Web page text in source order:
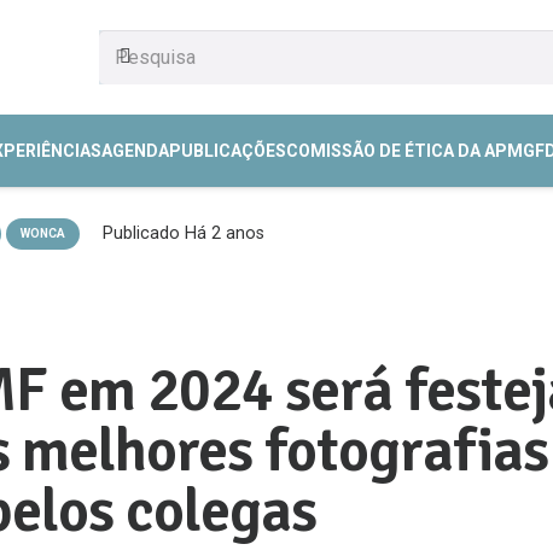
AGENDAPUBLICAÇÕESCOMISSÃO DE ÉTICA DA APMGF
WONCA Publicado Há 2 anos
em 2024 será
melhores
colegas